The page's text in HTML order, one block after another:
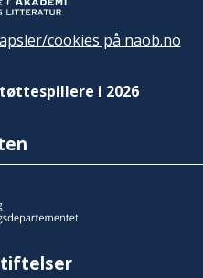
cookies på naob.no
i 2026